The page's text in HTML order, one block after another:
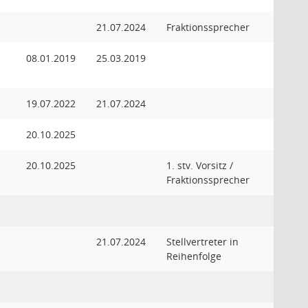
21.07.2024 Fraktionssprecher
08.01.2019 25.03.2019
19.07.2022 21.07.2024
20.10.2025
20.10.2025
1. stv. Vorsitz /
Fraktionssprecher
21.07.2024
Stellvertreter in
Reihenfolge